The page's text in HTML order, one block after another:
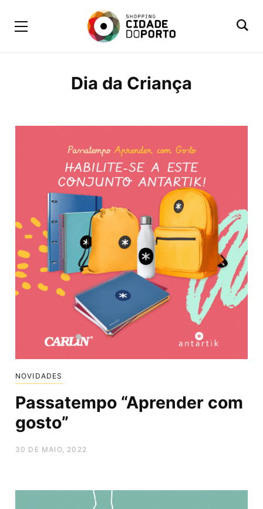
Dia da Criança
NOVIDADES
Passatempo “Aprender com
gosto”
30 DE MAIO, 2022